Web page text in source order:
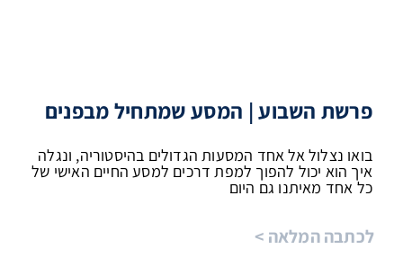
פרשת השבוע | המסע שמתחיל מבפנים
בואו נצלול אל אחד המסעות הגדולים בהיסטוריה, ונגלה
איך הוא יכול להפוך למפת דרכים למסע החיים האישי של
כל אחד מאיתנו גם היום
לכתבה המלאה >